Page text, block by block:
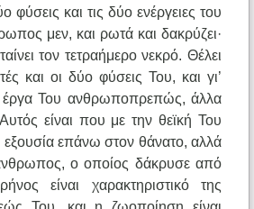
φύσεις και τις δύο ενέργειες του
μεν, και ρωτά και δακρύζει·
τον τετραήμερο νεκρό. Θέλει
και οι δύο φύσεις Του, και γι’
έργα Του ανθρωποπρεπώς, άλλα
είναι που με την θεϊκή Του
εξουσία επάνω στον θάνατο, αλλά
άνθρωπος, ο οποίος δάκρυσε από
είναι χαρακτηριστικό της